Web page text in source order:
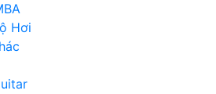
Hơi